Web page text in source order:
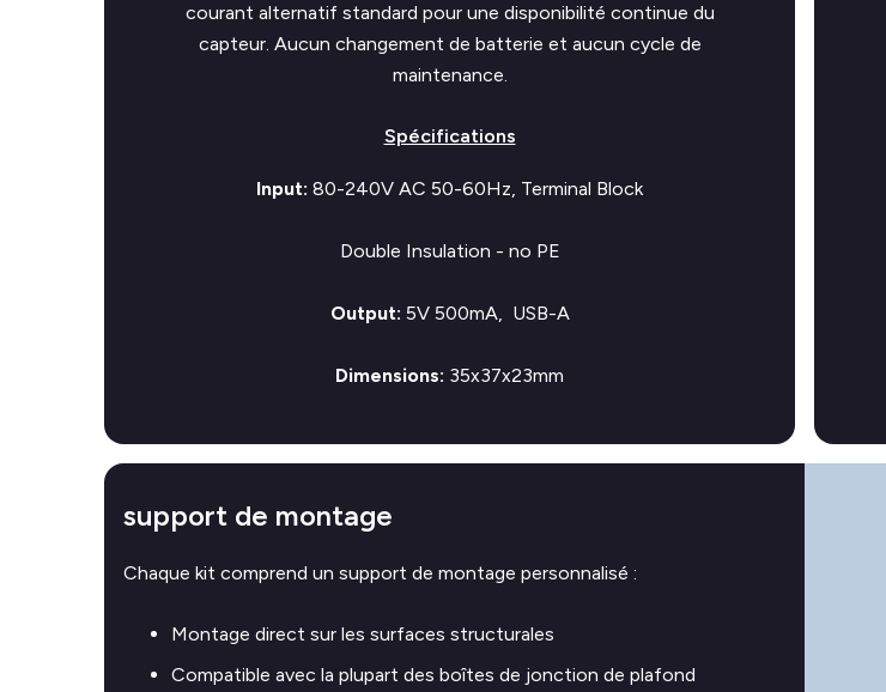
courant alternatif standard pour une disponibilité continue du
capteur. Aucun changement de batterie et aucun cycle de
maintenance.
Spécifications
Input: 80-240V AC 50-60Hz, Terminal Block
Double Insulation - no PE
Output: 5V 500mA, USB-A
Dimensions: 35x37x23mm
support de montage
Chaque kit comprend un support de montage personnalisé :
Montage direct sur les surfaces structurales
Compatible avec la plupart des boîtes de jonction de plafond